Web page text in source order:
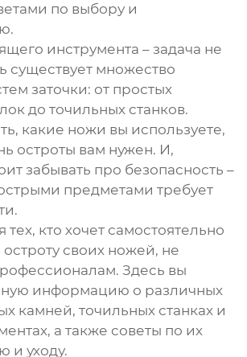
по выбору и
инструмента – задача не
существует множество
заточки: от простых
до точильных станков.
какие ножи вы используете,
остроты вам нужен. И,
забывать про безопасность –
предметами требует
тех, кто хочет самостоятельно
своих ножей, не
Здесь вы
информацию о различных
камней,точильных станках и
а также советы по их
и уходу.